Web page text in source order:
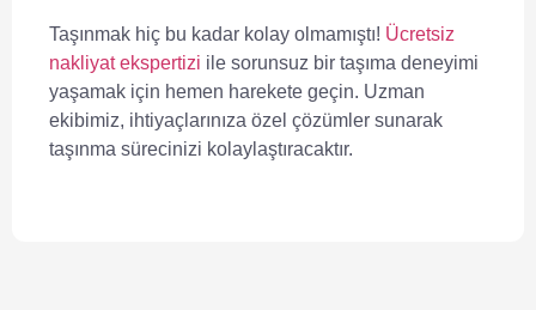
Taşınmak hiç bu kadar kolay olmamıştı! Ücretsiz
nakliyat ekspertizi ile sorunsuz bir taşıma deneyimi
yaşamak için hemen harekete geçin. Uzman
ekibimiz, ihtiyaçlarınıza özel çözümler sunarak
taşınma sürecinizi kolaylaştıracaktır.